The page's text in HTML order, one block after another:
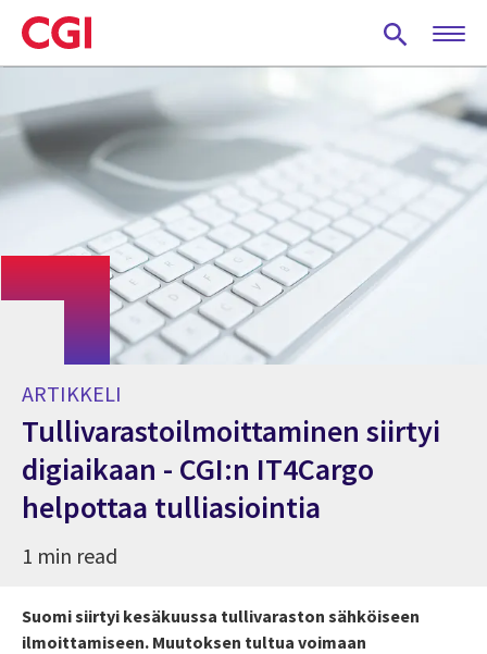
Skip
to
main
ARTIKKELI
Tullivarastoilmoittaminen siirtyi
digiaikaan - CGI:n IT4Cargo
helpottaa tulliasiointia
1 min read
Suomi siirtyi kesäkuussa tullivaraston sähköiseen
ilmoittamiseen. Muutoksen tultua voimaan